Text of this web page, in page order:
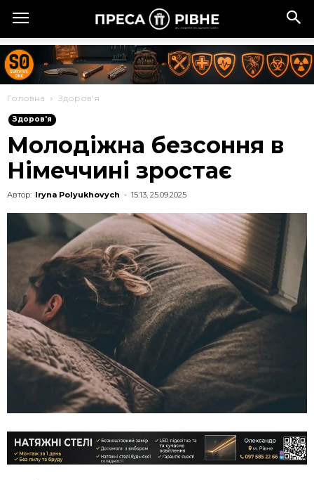
Головна Здоров'я
Здоров'я
Молодіжна безсоння в
Німеччині зростає
Автор: Iryna Polyukhovych - 15:13, 25.09.2025